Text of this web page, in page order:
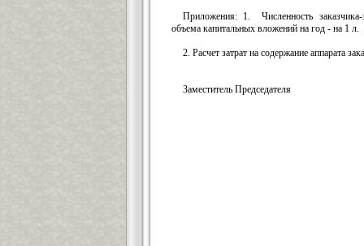
Приложения: 1. Численность
объема капитальных вложений на год - на 1 л.
2. Расчет затрат на содержание аппарата
Заместитель